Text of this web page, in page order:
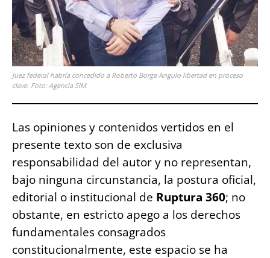
Juez federal habría concedido a Roberto Borge Angulo libertad en proceso
clave. Foto: Agencia SIM
Las opiniones y contenidos vertidos en el
presente texto son de exclusiva
responsabilidad del autor y no representan,
bajo ninguna circunstancia, la postura oficial,
editorial o institucional de Ruptura 360; no
obstante, en estricto apego a los derechos
fundamentales consagrados
constitucionalmente, este espacio se ha